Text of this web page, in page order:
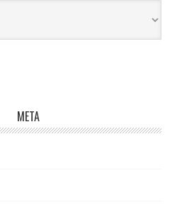
META